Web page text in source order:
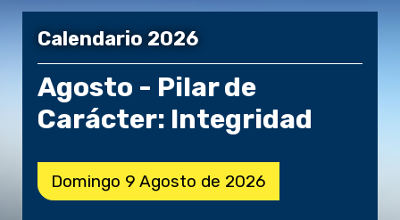
Calendario 2026
Agosto - Pilar de
Carácter: Integridad
Domingo 9 Agosto de 2026